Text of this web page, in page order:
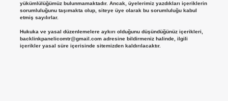
yükümlülüğümüz bulunmamaktadır. Ancak, üyelerimiz yazdıkları içeriklerin
sorumluluğunu taşımakta olup, siteye üye olarak bu sorumluluğu kabul
etmiş sayılırlar.
Hukuka ve yasal düzenlemelere aykırı olduğunu düşündüğünüz içerikleri,
backlinkpanelicomtr@gmail.comadresine bildirmeniz halinde, ilgili
içerikler yasal süre içerisinde sitemizden kaldırılacaktır.